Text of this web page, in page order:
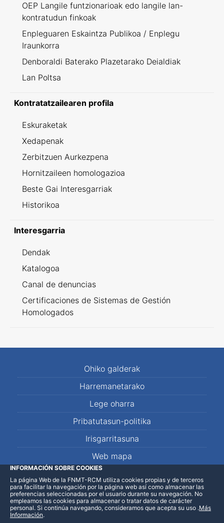
OEP Langile funtzionarioak edo langile lan-
kontratudun finkoak
Enpleguaren Eskaintza Publikoa / Enplegu
Iraunkorra
Denboraldi Baterako Plazetarako Deialdiak
Lan Poltsa
Kontratatzailearen profila
Eskuraketak
Xedapenak
Zerbitzuen Aurkezpena
Hornitzaileen homologazioa
Beste Gai Interesgarriak
Historikoa
Interesgarria
Dendak
Katalogoa
Canal de denuncias
Certificaciones de Sistemas de Gestión
Homologados
Ohiko galderak
Harremanetarako
Lege oharra
Pribatutasun-politika
Irisgarritasuna
Web mapa
LinkedInFacebookWhatsApp
INFORMACIÓN SOBRE COOKIES
La página Web de la FNMT-RCM utiliza cookies propias y de terceros
para facilitar la navegación por la página web así como almacenar las
preferencias seleccionadas por el usuario durante su navegación. No
empleamos las cookies para almacenar o tratar datos de carácter
personal. Si continúa navegando, consideramos que acepta su uso .Más
Información.